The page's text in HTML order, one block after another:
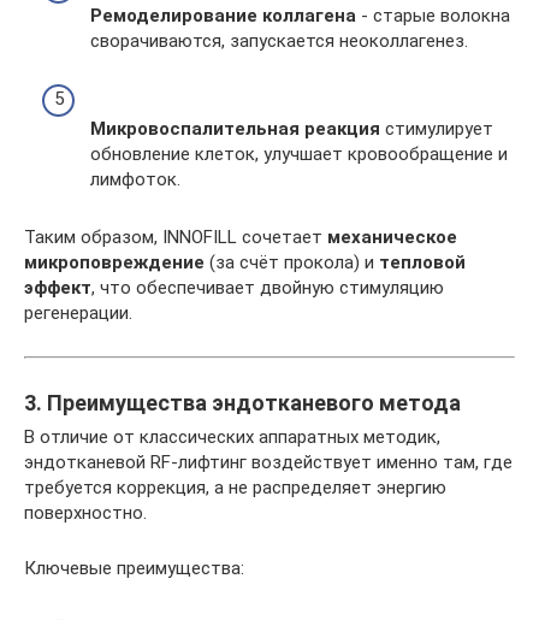
Ремоделирование коллагена - старые волокна
сворачиваются, запускается неоколлагенез.
Микровоспалительная реакция стимулирует
обновление клеток, улучшает кровообращение и
лимфоток.
Таким образом, INNOFILL сочетает механическое
микроповреждение (за счёт прокола) и тепловой
эффект, что обеспечивает двойную стимуляцию
регенерации.
3. Преимущества эндотканевого метода
В отличие от классических аппаратных методик,
эндотканевой RF-лифтинг воздействует именно там, где
требуется коррекция, а не распределяет энергию
поверхностно.
Ключевые преимущества: